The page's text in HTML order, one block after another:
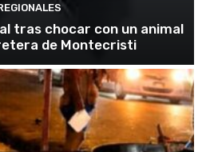
tras chocar con un animal
de Montecristi